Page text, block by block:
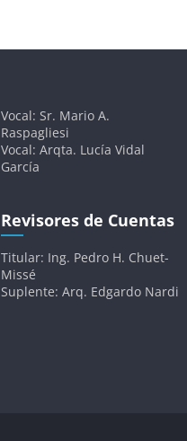
Vocal: Sr. Mario A.
Raspagliesi
Vocal: Arqta. Lucía Vidal
García
Revisores de Cuentas
Titular: Ing. Pedro H. Chuet-
Missé
Suplente: Arq. Edgardo Nardi